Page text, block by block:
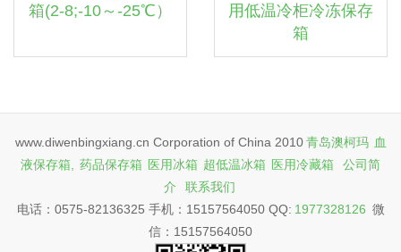
箱(2-8;-10～-25℃）
用低温冷柜冷冻保存
箱
www.diwenbingxiang.cn Corporation of China 2010 青岛澳柯玛 血
液保存箱,
药品保存箱 医用冰箱 超低温冰箱 医用冷藏箱
公司简
介
联系我们
电话：0575-82136325 手机：15157564050 QQ: 1977328126 微
信：15157564050